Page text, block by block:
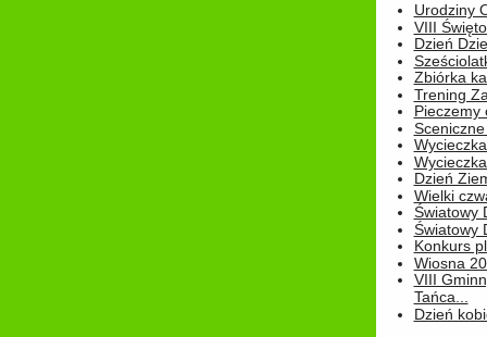
Urodziny
VIII
Dzień
Zbiórka
Trening
Pieczemy
Dzień
Wielki
Światowy
Światowy
Konkurs
Wiosna
VIII
Tańca...
Dzień